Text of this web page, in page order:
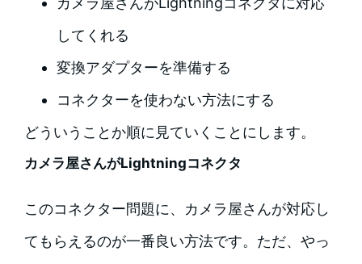
してくれる
変換アダプターを準備する
コネクターを使わない方法にする
どういうことか順に見ていくことにします。
カメラ屋さんがLightningコネクタ
このコネクター問題に、カメラ屋さんが対応し
てもらえるのが一番良い方法です。ただ、やっ